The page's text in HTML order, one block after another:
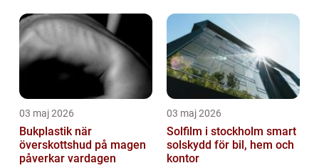
03 maj 2026
Bukplastik när
överskottshud på magen
påverkar vardagen
03 maj 2026
Solfilm i stockholm smart
solskydd för bil, hem och
kontor